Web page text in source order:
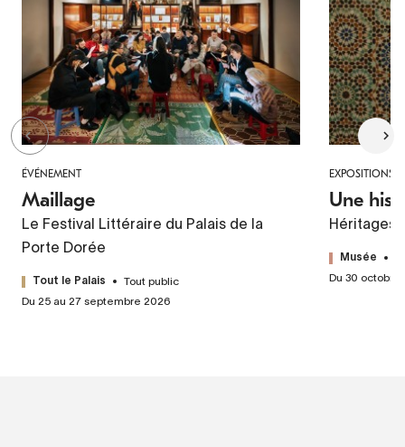
ÉVÉNEMENT
Maillage
Le Festival Littéraire du Palais de la
Porte Dorée
Tout le Palais
Tout public
Du 25 au 27 septembre 2026
EXPOSITIONS
Une
Héritages
Musée
Du 30 octobre